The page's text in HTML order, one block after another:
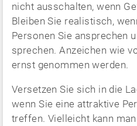
nicht ausschalten, wenn
Bleiben Sie realistisch,
Personen Sie ansprechen
sprechen. Anzeichen wie
ernst genommen werden.
Versetzen Sie sich in die
wenn Sie eine attraktive
treffen. Vielleicht kann